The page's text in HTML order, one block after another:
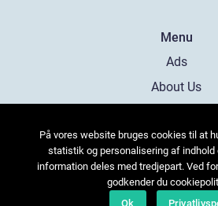
Menu
Ads
About Us
Contact
Sitemap
På vores website bruges cookies til at
statistik og personalisering af indhold
information deles med tredjepart. Ved
godkender du
Ok